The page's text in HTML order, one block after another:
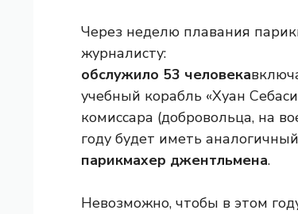
Через неделю плавания
журналисту:
обслужило 53 человека
учебный корабль «Хуан
комиссара (добровольца, на
году будет иметь
парикмахер джентльмена.
Невозможно, чтобы в этом